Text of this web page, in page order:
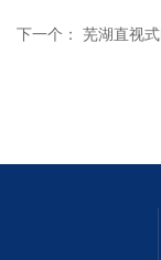
下一个： 芜湖直视